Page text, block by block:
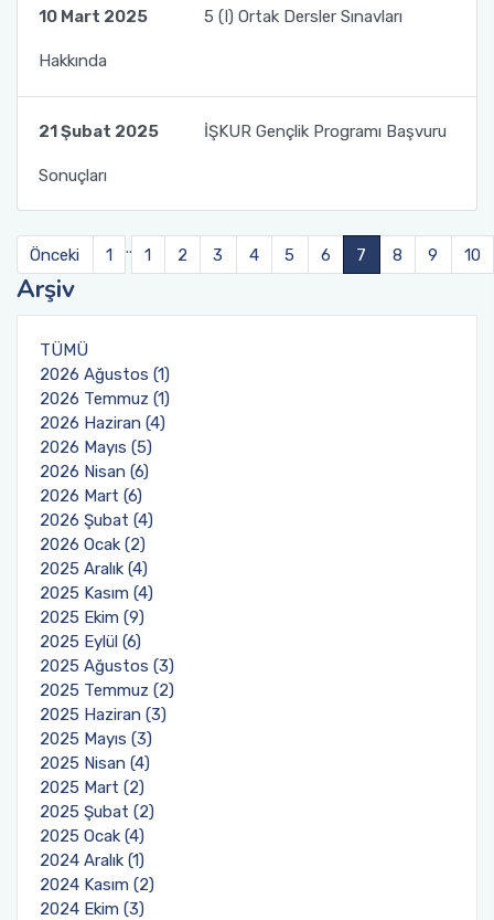
10 Mart 2025 5 (I) Ortak Dersler Sınavları
Hakkında
21 Şubat 2025 İŞKUR Gençlik Programı Başvuru
Sonuçları
Önceki 1 .. 1 2 3 4 5 6 7 8 9 10
Arşiv
TÜMÜ
2026 Ağustos (1)
2026 Temmuz (1)
2026 Haziran (4)
2026 Mayıs (5)
2026 Nisan (6)
2026 Mart (6)
2026 Şubat (4)
2026 Ocak (2)
2025 Aralık (4)
2025 Kasım (4)
2025 Ekim (9)
2025 Eylül (6)
2025 Ağustos (3)
2025 Temmuz (2)
2025 Haziran (3)
2025 Mayıs (3)
2025 Nisan (4)
2025 Mart (2)
2025 Şubat (2)
2025 Ocak (4)
2024 Aralık (1)
2024 Kasım (2)
2024 Ekim (3)